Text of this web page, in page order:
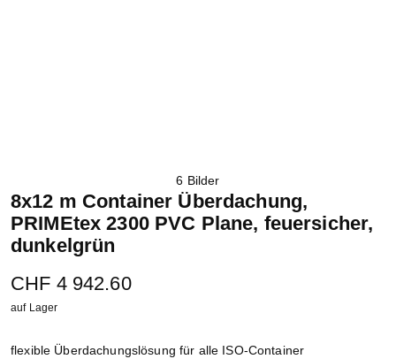
6 Bilder
8x12 m Container Überdachung,
PRIMEtex 2300 PVC Plane, feuersicher,
dunkelgrün
CHF 4 942.60
auf Lager
flexible Überdachungslösung für alle ISO-Container